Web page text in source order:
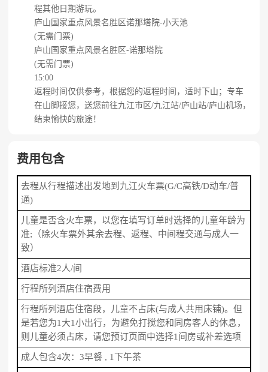
程其他日期游玩。
庐山国家重点风景名胜区诺那塔院-小天池
(无需门票)
庐山国家重点风景名胜区-诺那塔院
(无需门票)
15:00
返程时间仅供参考，根据您的返程时间，适时下山；专车
在山脚接您，送您前往九江市区/九江站/庐山站/庐山机场，
结束愉快的旅途！
费用包含
去程从行程描述出发地到九江火车票(G/C高铁/D动车/普
通)
儿童是否含火车票，以您在填写订单时选择的儿童年龄为
准;（除火车票外其余去程、返程、中间程交通与成人一
致）
酒店标准2人/间
行程所列酒店住宿费用
行程所列酒店住宿段，儿童不占床(与成人共用床铺)。但
是若您为1大1小出行，为避免打搅您和同房客人的休息，
则儿童必须占床，请您预订页面中选择1间房或补差选项
成人包含4次：3早餐 , 1下午茶